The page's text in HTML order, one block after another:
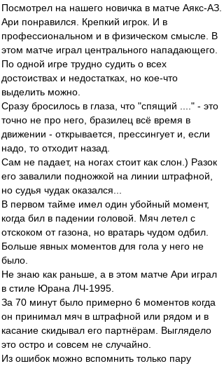
Посмотрел на нашего новичка в матче Аякс-АЗ.
Ари понравился. Крепкий игрок. И в
профессиональном и в физическом смысле. В
этом матче играл центрального нападающего.
По одной игре трудно судить о всех
достоиствах и недостатках, но кое-что
выделить можно.
Сразу бросилось в глаза, что "спящий ...." - это
точно не про него, бразилец всё время в
движении - открывается, прессингует и, если
надо, то отходит назад.
Сам не падает, на ногах стоит как слон.) Разок
его завалили подножкой на линии штрафной,
но судья чудак оказался...
В первом тайме имел один убойный момент,
когда бил в падении головой. Мяч летел с
отскоком от газона, но вратарь чудом одбил.
Больше явных моментов для гола у него не
было.
Не знаю как раньше, а в этом матче Ари играл
в стиле Юрана ЛЧ-1995.
За 70 минут было примерно 6 моментов когда
он принимал мяч в штрафной или рядом и в
касание скидывал его партнёрам. Выглядело
это остро и совсем не случайно.
Из ошибок можно вспомнить только пару